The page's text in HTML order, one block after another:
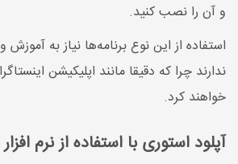
و آن را نصب کنید.
استفاده از این نوع برنامه‌ها نیاز به
ندارند چرا که دقیقا مانند اپلیکیشن
خواهند کرد.
آپلود استوری با استفاده از نرم افزار